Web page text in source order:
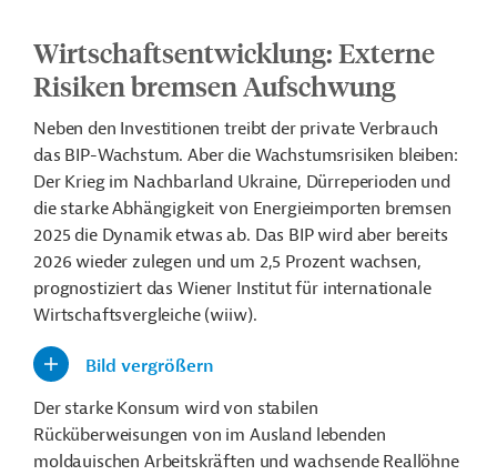
Wirtschaftsentwicklung: Externe
Risiken bremsen Aufschwung
Neben den Investitionen treibt der private Verbrauch
das BIP-Wachstum. Aber die Wachstumsrisiken bleiben:
Der Krieg im Nachbarland Ukraine, Dürreperioden und
die starke Abhängigkeit von Energieimporten bremsen
2025 die Dynamik etwas ab. Das BIP wird aber bereits
2026 wieder zulegen und um 2,5 Prozent wachsen,
prognostiziert das Wiener Institut für internationale
Wirtschaftsvergleiche (wiiw).
Bild vergrößern
Der starke Konsum wird von stabilen
Rücküberweisungen von im Ausland lebenden
moldauischen Arbeitskräften und wachsende Reallöhne